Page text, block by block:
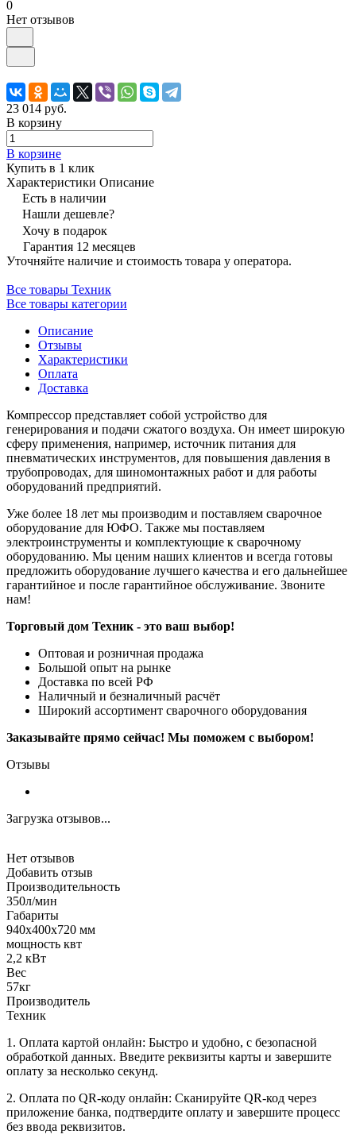
0
Нет отзывов
23 014 руб.
В корзину
В корзине
Купить в 1 клик
Характеристики Описание
Есть в наличии
Нашли дешевле?
Хочу в подарок
Гарантия 12 месяцев
Уточняйте наличие и стоимость товара у оператора.
Все товары Техник
Все товары категории
Описание
Отзывы
Характеристики
Оплата
Доставка
Компрессор представляет собой устройство для
генерирования и подачи сжатого воздуха. Он имеет широкую
сферу применения, например, источник питания для
пневматических инструментов, для повышения давления в
трубопроводах, для шиномонтажных работ и для работы
оборудований предприятий.
Уже более 18 лет мы производим и поставляем сварочное
оборудование для ЮФО. Также мы поставляем
электроинструменты и комплектующие к сварочному
оборудованию. Мы ценим наших клиентов и всегда готовы
предложить оборудование лучшего качества и его дальнейшее
гарантийное и после гарантийное обслуживание. Звоните
нам!
Торговый дом Техник - это ваш выбор!
Оптовая и розничная продажа
Большой опыт на рынке
Доставка по всей РФ
Наличный и безналичный расчёт
Широкий ассортимент сварочного оборудования
Заказывайте прямо сейчас! Мы поможем с выбором!
Отзывы
Загрузка отзывов...
Нет отзывов
Добавить отзыв
Производительность
350л/мин
Габариты
940х400х720 мм
мощность квт
2,2 кВт
Вес
57кг
Производитель
Техник
1. Оплата картой онлайн: Быстро и удобно, с безопасной
обработкой данных. Введите реквизиты карты и завершите
оплату за несколько секунд.
2. Оплата по QR-коду онлайн: Сканируйте QR-код через
приложение банка, подтвердите оплату и завершите процесс
без ввода реквизитов.